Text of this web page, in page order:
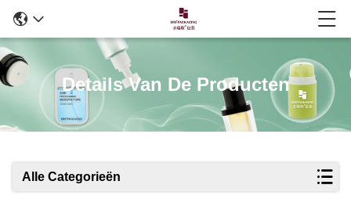
Details Van De Producten
Alle Categorieën